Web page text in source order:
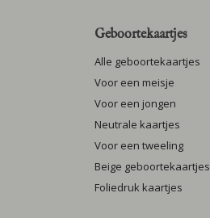
Geboortekaartjes
Alle geboortekaartjes
Voor een meisje
Voor een jongen
Neutrale kaartjes
Voor een tweeling
Beige geboortekaartjes
Foliedruk kaartjes